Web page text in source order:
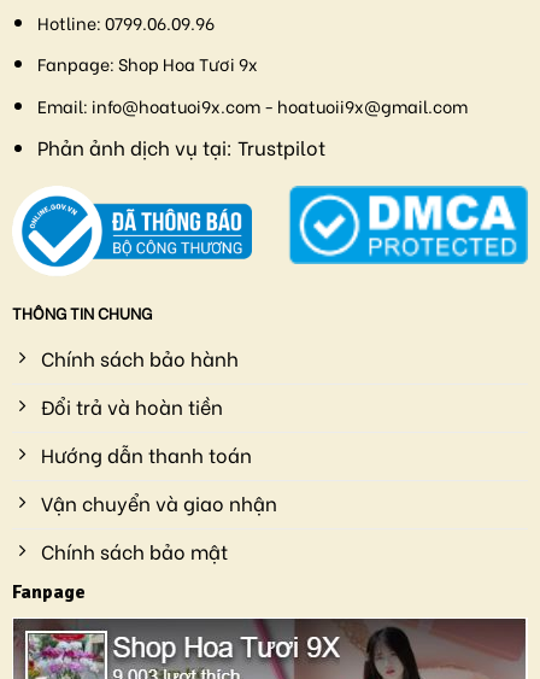
Hotline:0799.06.09.96
Fanpage:Shop Hoa Tươi 9x
Email: info@hoatuoi9x.com - hoatuoii9x@gmail.com
Phản ảnh dịch vụ tại: Trustpilot
THÔNG TIN CHUNG
Chính sách bảo hành
Đổi trả và hoàn tiền
Hướng dẫn thanh toán
Vận chuyển và giao nhận
Chính sách bảo mật
Fanpage